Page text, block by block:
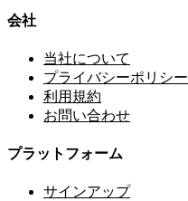
会社
当社について
プライバシーポリシー
利用規約
お問い合わせ
プラットフォーム
サインアップ